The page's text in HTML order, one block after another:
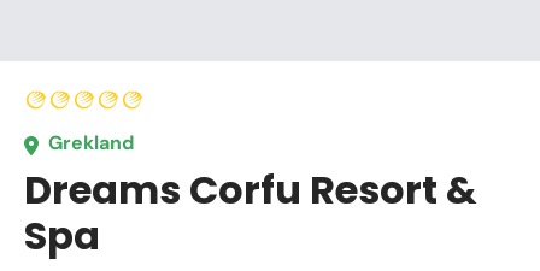
Grekland
Dreams Corfu Resort &
Spa